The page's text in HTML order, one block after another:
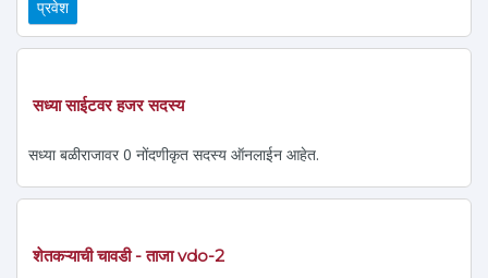
सध्या साईटवर हजर सदस्य
सध्या बळीराजावर 0 नोंदणीकृत सदस्य ऑनलाईन आहेत.
शेतकऱ्याची चावडी - ताजा vdo-2